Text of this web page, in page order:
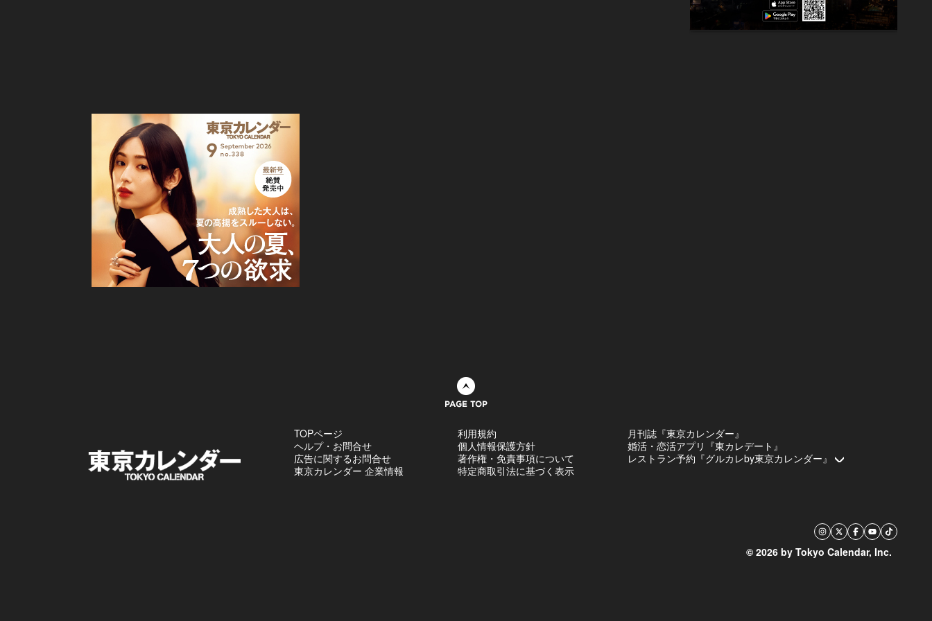
TOPページ
ヘルプ・お問合せ
広告に関するお問合せ
東京カレンダー 企業情報
利用規約
個人情報保護方針
著作権・免責事項について
特定商取引法に基づく表示
月刊誌『東京カレンダー』
婚活・恋活アプリ『東カレデート』
レストラン予約『グルカレby東京カレンダー』
© 2026 by Tokyo Calendar, Inc.